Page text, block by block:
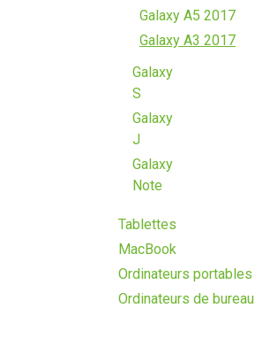
Galaxy A5 2017
Galaxy A3 2017
Galaxy
S
Galaxy
J
Galaxy
Note
Tablettes
MacBook
Ordinateurs portables
Ordinateurs de bureau